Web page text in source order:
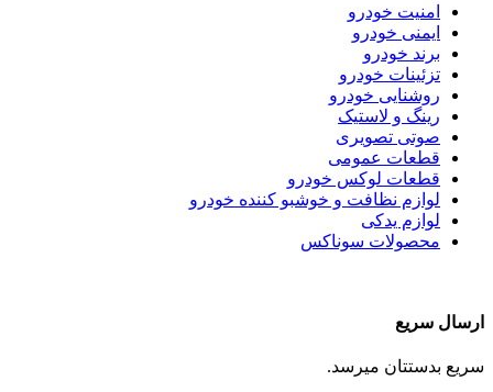
امنیت خودرو
ایمنی خودرو
برند خودرو
تزئینات خودرو
روشنایی خودرو
رینگ و لاستیک
صوتی تصویری
قطعات عمومی
قطعات لوکس خودرو
لوازم نظافت و خوشبو کننده خودرو
لوازم یدکی
محصولات سوناکس
ارسال سریع
سریع بدستتان میرسد.